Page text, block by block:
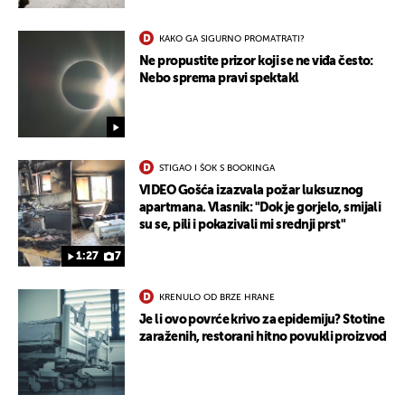
KAKO GA SIGURNO PROMATRATI?
Ne propustite prizor koji se ne viđa često:
Nebo sprema pravi spektakl
1:27 7
STIGAO I ŠOK S BOOKINGA
VIDEO Gošća izazvala požar luksuznog
apartmana. Vlasnik: "Dok je gorjelo, smijali
su se, pili i pokazivali mi srednji prst"
KRENULO OD BRZE HRANE
Je li ovo povrće krivo za epidemiju? Stotine
zaraženih, restorani hitno povukli proizvod